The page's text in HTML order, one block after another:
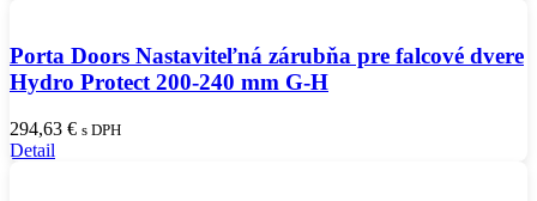
Porta Doors Nastaviteľná zárubňa pre falcové dvere
Hydro Protect 200-240 mm G-H
294,63 € s DPH
Detail